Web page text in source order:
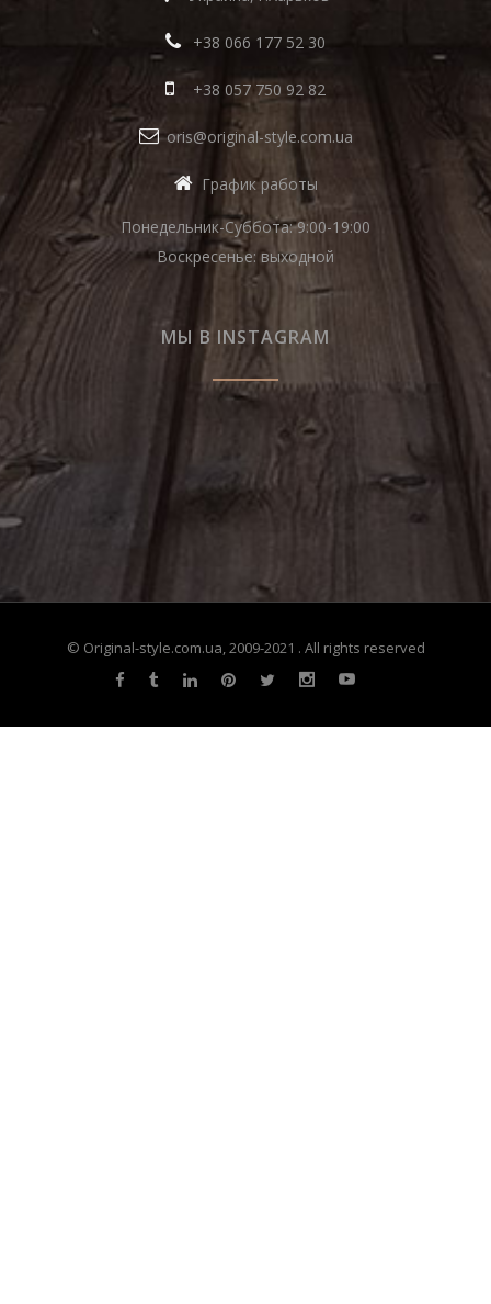
+38 066 177 52 30
+38 057 750 92 82
oris@original-style.com.ua
График работы
Понедельник-Суббота: 9:00-19:00
Воскресенье: выходной
МЫ В INSTAGRAM
© Original-style.com.ua, 2009-2021 . All rights reserved